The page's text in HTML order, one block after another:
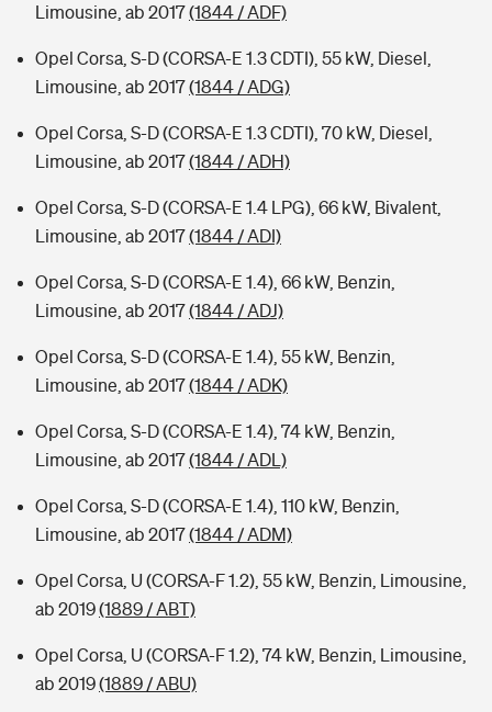
Limousine, ab 2017(1844 / ADF)
Opel Corsa, S-D (CORSA-E 1.3 CDTI), 55 kW, Diesel,
Limousine, ab 2017(1844 / ADG)
Opel Corsa, S-D (CORSA-E 1.3 CDTI), 70 kW, Diesel,
Limousine, ab 2017(1844 / ADH)
Opel Corsa, S-D (CORSA-E 1.4 LPG), 66 kW, Bivalent,
Limousine, ab 2017(1844 / ADI)
Opel Corsa, S-D (CORSA-E 1.4), 66 kW, Benzin,
Limousine, ab 2017(1844 / ADJ)
Opel Corsa, S-D (CORSA-E 1.4), 55 kW, Benzin,
Limousine, ab 2017(1844 / ADK)
Opel Corsa, S-D (CORSA-E 1.4), 74 kW, Benzin,
Limousine, ab 2017(1844 / ADL)
Opel Corsa, S-D (CORSA-E 1.4), 110 kW, Benzin,
Limousine, ab 2017(1844 / ADM)
Opel Corsa, U (CORSA-F 1.2), 55 kW, Benzin, Limousine,
ab 2019(1889 / ABT)
Opel Corsa, U (CORSA-F 1.2), 74 kW, Benzin, Limousine,
ab 2019(1889 / ABU)